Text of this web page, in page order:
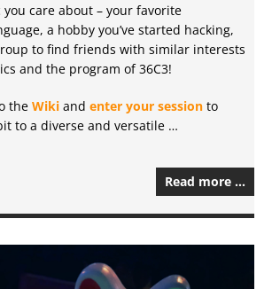
you care about – your favorite
a hobby you’ve started hacking,
to find friends with similar interests
and the program of 36C3!
the Wiki and enter your session to
to a diverse and versatile …
Read more …